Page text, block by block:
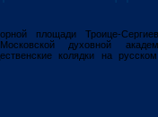
площади Троице-
духовной
колядки на